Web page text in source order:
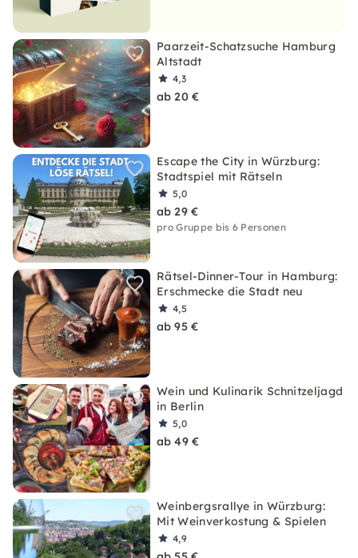
Paarzeit-Schatzsuche Hamburg
Altstadt
4,3
ab 20 €
Escape the City in Würzburg:
Stadtspiel mit Rätseln
5,0
ab 29 €
pro Gruppe bis 6 Personen
Rätsel-Dinner-Tour in Hamburg:
Erschmecke die Stadt neu
4,5
ab 95 €
Wein und Kulinarik Schnitzeljagd
in Berlin
5,0
ab 49 €
Weinbergsrallye in Würzburg:
Mit Weinverkostung & Spielen
4,9